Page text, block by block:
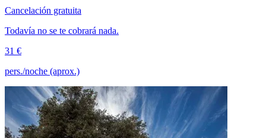
Cancelación gratuita
Todavía no se te cobrará nada.
31 €
pers./noche (aprox.)